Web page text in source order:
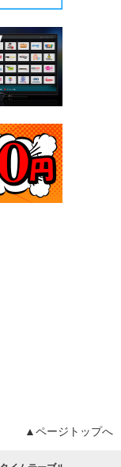
▲ページトップへ